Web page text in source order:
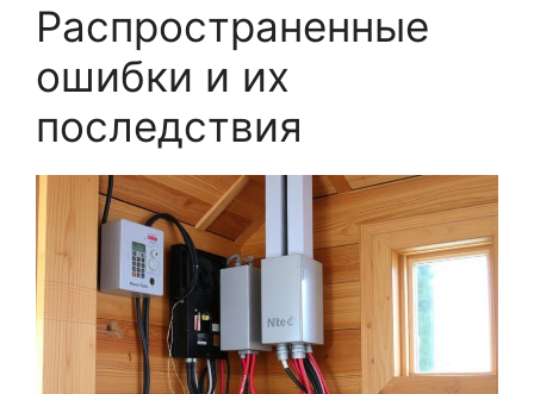
Распространенные
ошибки и их
последствия